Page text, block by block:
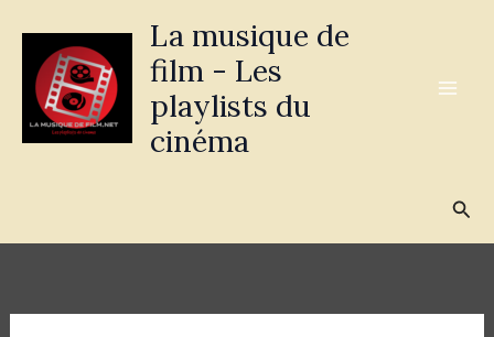
contenu
La musique de
film - Les
playlists du
cinéma